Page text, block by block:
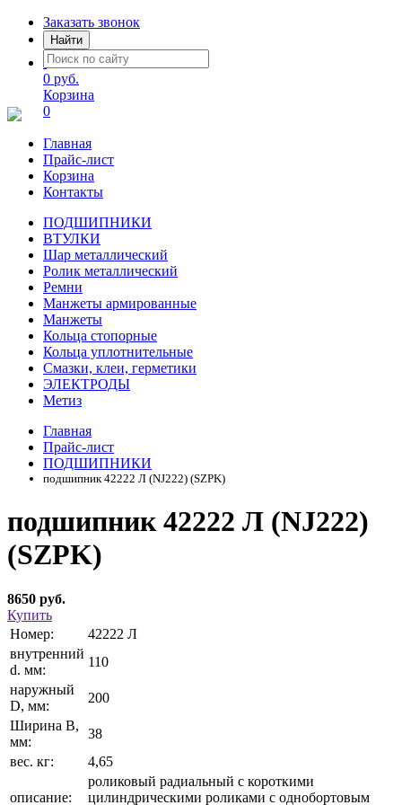
Заказать звонок
Найти
0 руб.
Корзина
0
Главная
Прайс-лист
Корзина
Контакты
ПОДШИПНИКИ
ВТУЛКИ
Шар металлический
Ролик металлический
Ремни
Манжеты армированные
Манжеты
Кольца стопорные
Кольца уплотнительные
Смазки, клеи, герметики
ЭЛЕКТРОДЫ
Метиз
Главная
Прайс-лист
ПОДШИПНИКИ
подшипник 42222 Л (NJ222) (SZPK)
подшипник 42222 Л (NJ222)
(SZPK)
8650 руб.
Купить
Номер:
42222 Л
внутренний
d. мм:
110
наружный
D, мм:
200
Ширина В,
мм:
38
вес. кг:
4,65
описание:
роликовый радиальный с короткими
цилиндрическими роликами с однобортовым